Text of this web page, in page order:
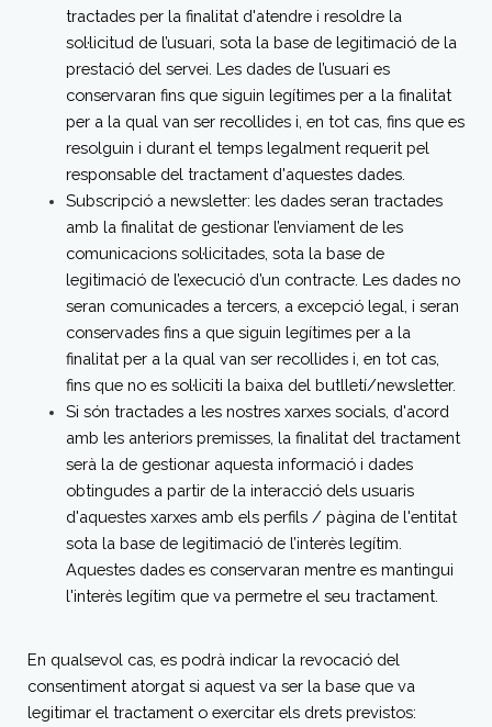
tractades per la finalitat d'atendre i resoldre la
sol·licitud de l’usuari, sota la base de legitimació de la
prestació del servei. Les dades de l’usuari es
conservaran fins que siguin legítimes per a la finalitat
per a la qual van ser recollides i, en tot cas, fins que es
resolguin i durant el temps legalment requerit pel
responsable del tractament d'aquestes dades.
Subscripció a newsletter: les dades seran tractades
amb la finalitat de gestionar l’enviament de les
comunicacions sol·licitades, sota la base de
legitimació de l’execució d’un contracte. Les dades no
seran comunicades a tercers, a excepció legal, i seran
conservades fins a que siguin legítimes per a la
finalitat per a la qual van ser recollides i, en tot cas,
fins que no es sol·liciti la baixa del butlletí/newsletter.
Si són tractades a les nostres xarxes socials, d'acord
amb les anteriors premisses, la finalitat del tractament
serà la de gestionar aquesta informació i dades
obtingudes a partir de la interacció dels usuaris
d'aquestes xarxes amb els perfils / pàgina de l'entitat
sota la base de legitimació de l’interès legítim.
Aquestes dades es conservaran mentre es mantingui
l'interès legítim que va permetre el seu tractament.
En qualsevol cas, es podrà indicar la revocació del
consentiment atorgat si aquest va ser la base que va
legitimar el tractament o exercitar els drets previstos: